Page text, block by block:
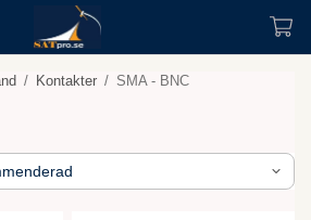
/ Kontakter / SMA - BNC